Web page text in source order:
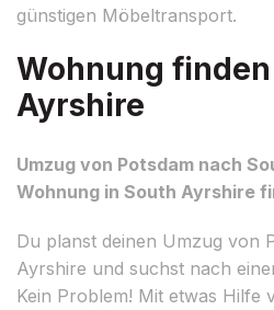
günstigen Möbeltransport.
Wohnung
Ayrshire
Umzug von Potsdam nach
Wohnung in South Ayrshire
Du planst deinen Umzug von
Ayrshire und suchst nach
Kein Problem! Mit etwas Hilfe